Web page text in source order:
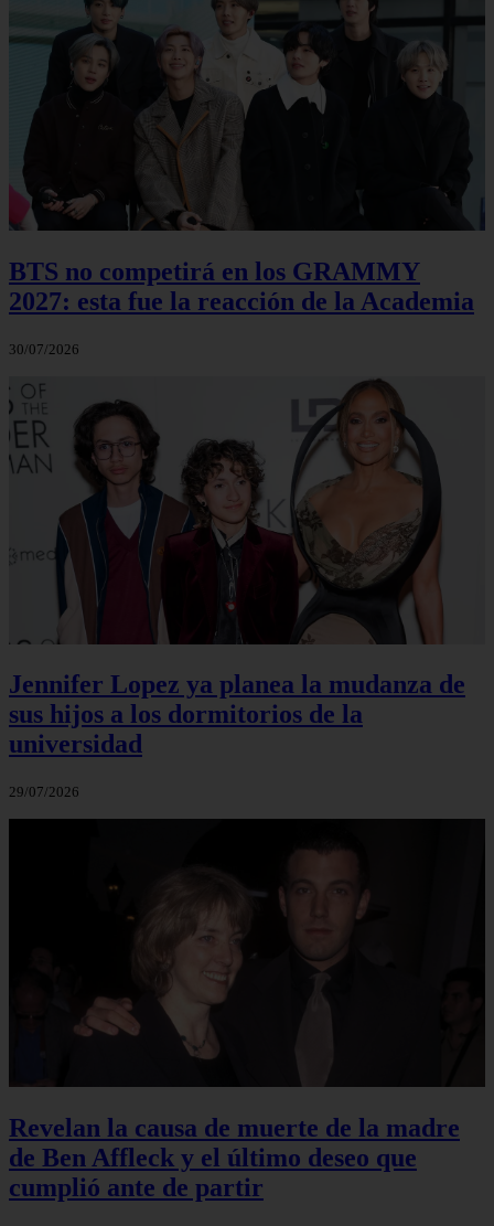
BTS no competirá en los GRAMMY
2027: esta fue la reacción de la Academia
30/07/2026
Jennifer Lopez ya planea la mudanza de
sus hijos a los dormitorios de la
universidad
29/07/2026
Revelan la causa de muerte de la madre
de Ben Affleck y el último deseo que
cumplió ante de partir